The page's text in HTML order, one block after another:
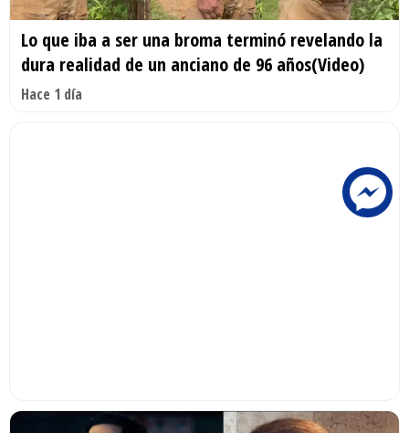
Lo que iba a ser una broma terminó revelando la
dura realidad de un anciano de 96 años(Video)
Hace 1 día